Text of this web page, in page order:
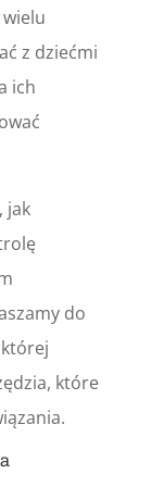
z dziećmi
ich
jak
do
które